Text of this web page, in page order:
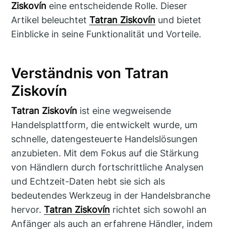
Ziskovín eine entscheidende Rolle. Dieser
Artikel beleuchtetTatran Ziskovín und bietet
Einblicke in seine Funktionalität und Vorteile.
Verständnis von Tatran
Ziskovín
Tatran Ziskovín ist eine wegweisende
Handelsplattform, die entwickelt wurde, um
schnelle, datengesteuerte Handelslösungen
anzubieten. Mit dem Fokus auf die Stärkung
von Händlern durch fortschrittliche Analysen
und Echtzeit-Daten hebt sie sich als
bedeutendes Werkzeug in der Handelsbranche
hervor.Tatran Ziskovín richtet sich sowohl an
Anfänger als auch an erfahrene Händler, indem